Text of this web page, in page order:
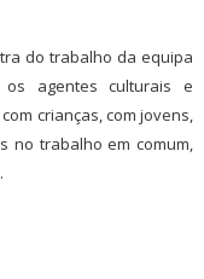
do trabalho da equipa
os agentes culturais e
crianças, com jovens,
no trabalho em comum,